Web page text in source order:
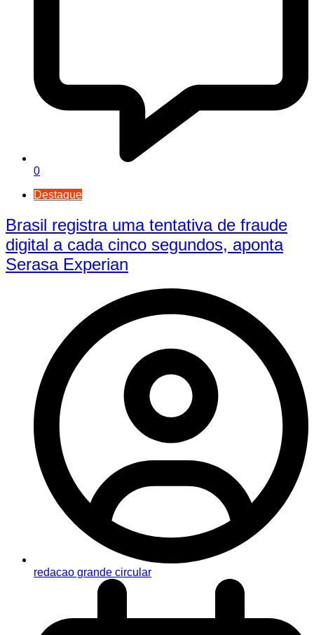
0
Destaque
Brasil registra uma tentativa de fraude
digital a cada cinco segundos, aponta
Serasa Experian
redacao grande circular